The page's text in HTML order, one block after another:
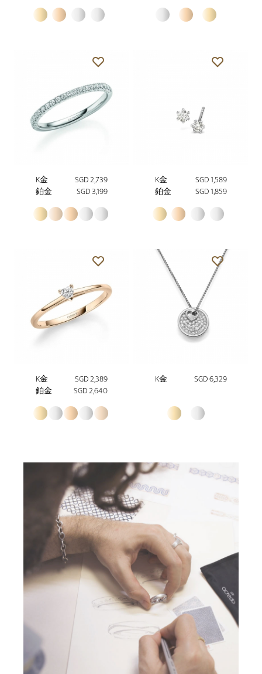
K金
SGD 2,739
鉑金
SGD 3,199
K金
SGD 1,589
鉑金
SGD 1,859
K金
SGD 2,389
鉑金
SGD 2,640
K金 SGD 6,329